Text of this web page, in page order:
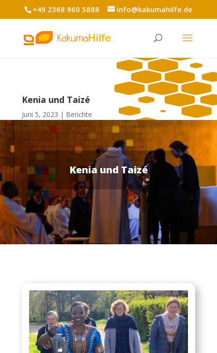
+49 2368 960 5888 info@kakumahilfe.de
Kenia und Taizé
Juni 5, 2023 Berichte
Kenia und Taizé